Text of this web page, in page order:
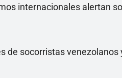
internacionales alertan
de socorristas venezolanos